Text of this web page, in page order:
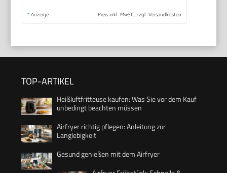
* Anzeige Preis inkl. MwSt., zzgl. Versandkosten
TOP-ARTIKEL
Heißluftfritteuse kaufen: Was Sie vor dem Kauf
unbedingt beachten müssen
Airfryer richtig pflegen: Anleitung zur
Langlebigkeit
Gesund genießen mit dem Airfryer